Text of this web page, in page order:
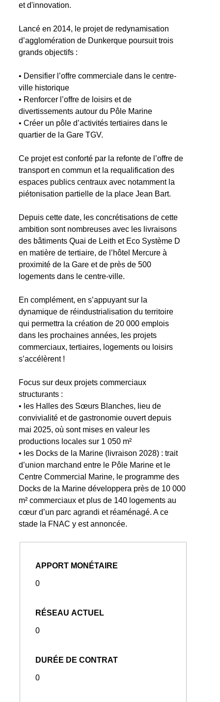
et d'innovation.
Lancé en 2014, le projet de redynamisation
d’agglomération de Dunkerque poursuit trois
grands objectifs :
• Densifier l’offre commerciale dans le centre-
ville historique
• Renforcer l’offre de loisirs et de
divertissements autour du Pôle Marine
• Créer un pôle d’activités tertiaires dans le
quartier de la Gare TGV.
Ce projet est conforté par la refonte de l’offre de
transport en commun et la requalification des
espaces publics centraux avec notamment la
piétonisation partielle de la place Jean Bart.
Depuis cette date, les concrétisations de cette
ambition sont nombreuses avec les livraisons
des bâtiments Quai de Leith et Eco Système D
en matière de tertiaire, de l’hôtel Mercure à
proximité de la Gare et de près de 500
logements dans le centre-ville.
En complément, en s’appuyant sur la
dynamique de réindustrialisation du territoire
qui permettra la création de 20 000 emplois
dans les prochaines années, les projets
commerciaux, tertiaires, logements ou loisirs
s’accélèrent !
Focus sur deux projets commerciaux
structurants :
• les Halles des Sœurs Blanches, lieu de
convivialité et de gastronomie ouvert depuis
mai 2025, où sont mises en valeur les
productions locales sur 1 050 m²
• les Docks de la Marine (livraison 2028) : trait
d’union marchand entre le Pôle Marine et le
Centre Commercial Marine, le programme des
Docks de la Marine développera près de 10 000
m² commerciaux et plus de 140 logements au
cœur d’un parc agrandi et réaménagé. A ce
stade la FNAC y est annoncée.
APPORT MONÉTAIRE
0
RÉSEAU ACTUEL
0
DURÉE DE CONTRAT
0